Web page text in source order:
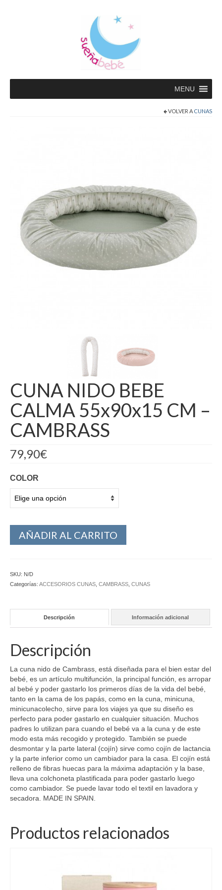
MENU
VOLVER A CUNAS
CUNA NIDO BEBE
CALMA 55x90x15 CM –
CAMBRASS
79,90€
COLOR
AÑADIR AL CARRITO
SKU: N/D
Categorías: ACCESORIOS CUNAS CAMBRASS CUNAS
Descripción Información adicional
Descripción
La cuna nido de Cambrass, está diseñada para el bien estar del
bebé, es un artículo multifunción, la principal función, es arropar
al bebé y poder gastarlo los primeros días de la vida del bebé,
tanto en la cama de los papás, como en la cuna, minicuna,
minicunacolecho, sirve para los viajes ya que su diseño es
perfecto para poder gastarlo en cualquier situación. Muchos
padres lo utilizan para cuando el bebé va a la cuna y de este
modo esta más recogido y protegido. También se puede
desmontar y la parte lateral (cojín) sirve como cojín de lactancia
y la parte inferior como un cambiador para la casa. El cojín está
relleno de fibras huecas para la máxima adaptación y la base,
lleva una colchoneta plastificada para poder gastarlo luego
como cambiador. Se puede lavar todo el textil en lavadora y
secadora. MADE IN SPAIN.
Productos relacionados